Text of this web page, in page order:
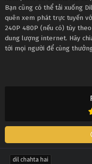
Bạn cũng có thể tải xuống
quên xem phát trực tuyến
240P 480P (nếu có) tùy
dung lượng internet. Hãy
tới mọi người để cùng
dil chahta hai